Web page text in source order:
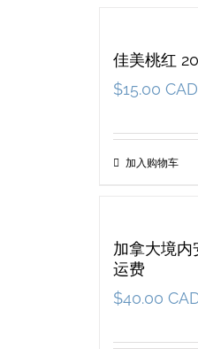
佳美桃红
$15.00 CAD
加入购物车
加拿大境内
运费
$40.00